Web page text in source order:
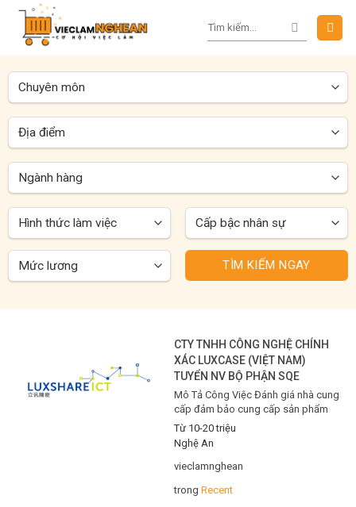
Skip
content
TÌM KIẾM NGAY
CTY TNHH CÔNG NGHỆ CHÍNH
XÁC LUXCASE (VIỆT NAM)
TUYỂN NV BỘ PHẬN SQE
Mô Tả Công Việc Đánh giá nhà cung
cấp đảm bảo cung cấp sản phẩm
và dịch vụ đạt tiêu chuẩn chất lượng.
Duy trì liên lạc và hợp tác hiệu quả
với nhà cung cấp. Kiểm tra và đánh
giá sản phẩm, dịch vụ từ nhà cung
Từ 10-20 triệu
Nghệ An
vieclamnghean
trong Recent